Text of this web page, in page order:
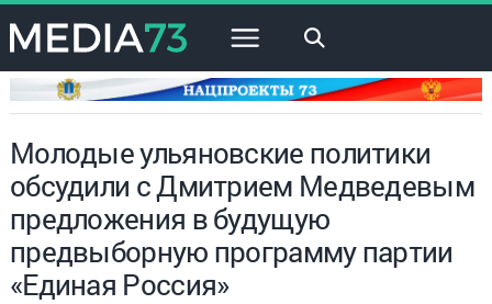
×
Молодые ульяновские политики
обсудили с Дмитрием Медведевым
предложения в будущую
предвыборную программу партии
«Единая Россия»